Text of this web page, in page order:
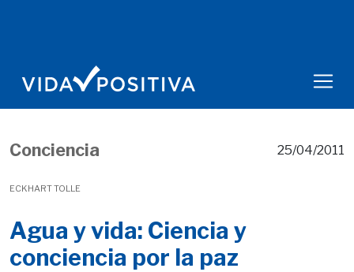
Conciencia
ECKHART TOLLE
25/04/2011
Agua y vida: Ciencia y
conciencia por la paz